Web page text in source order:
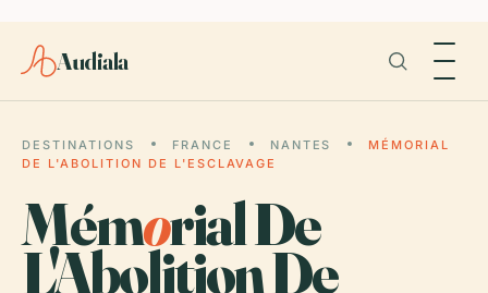
Audiala
DESTINATIONS FRANCE NANTES
MÉMORIAL
DE L'ABOLITION DE L'ESCLAVAGE
Mémorial De
L'Abolition De